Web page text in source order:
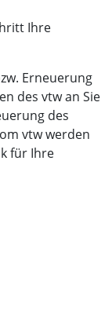
Ihre
Erneuerung
des vtw an Sie
des
vtw werden
für Ihre